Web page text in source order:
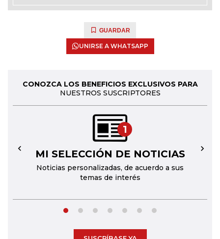
GUARDAR
UNIRSE A WHATSAPP
CONOZCA LOS BENEFICIOS EXCLUSIVOS PARA
NUESTROS SUSCRIPTORES
1
MI SELECCIÓN DE NOTICIAS
Noticias personalizadas, de acuerdo a sus
temas de interés
← →